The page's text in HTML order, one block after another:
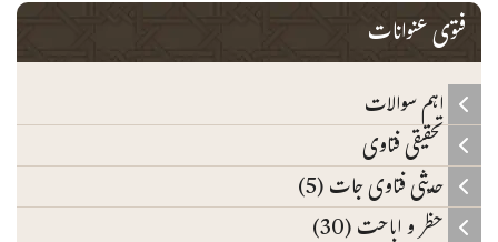
فتوی عنوانات
اہم سوالات
تحقیقی فتاوی
حدیثی فتاوی جات (5)